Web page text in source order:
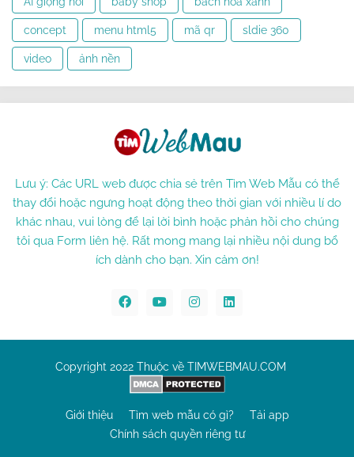
concept menu html5 mã qr sldie 360
video ảnh nền
Lưu ý: Các URL web được chia sẻ trên Tìm Web Mẫu có thể
thay đổi hoặc ngưng hoạt động theo thời gian với nhiều lí do
khác nhau, vui lòng để lại lời bình hoặc phản hồi cho chúng
tôi qua Form liên hệ. Rất mong mang lại nhiều nội dung bổ
ích dành cho bạn. Xin cảm ơn!
Copyright 2022 Thuộc về TIMWEBMAU.COM
Giới thiệu Tìm web mẫu có gì?
Tải app
Chính sách quyền riêng tư